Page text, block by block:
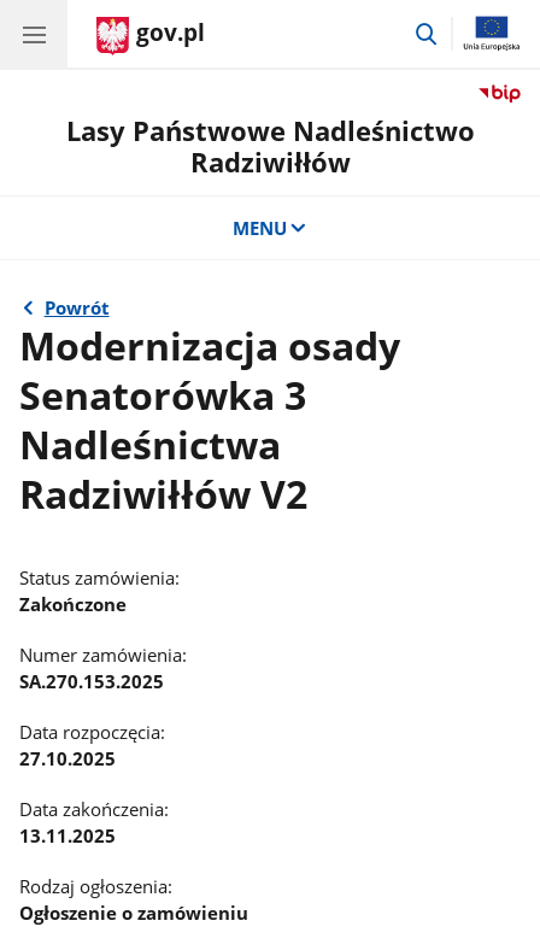
gov.pl
przejdź
Lasy Państwowe Nadleśnictwo
Radziwiłłów
MENU
Powrót
Modernizacja osady
Senatorówka 3
Nadleśnictwa
Radziwiłłów V2
Status zamówienia:
Zakończone
Numer zamówienia:
SA.270.153.2025
Data rozpoczęcia:
27.10.2025
Data zakończenia:
13.11.2025
Rodzaj ogłoszenia:
Ogłoszenie o zamówieniu